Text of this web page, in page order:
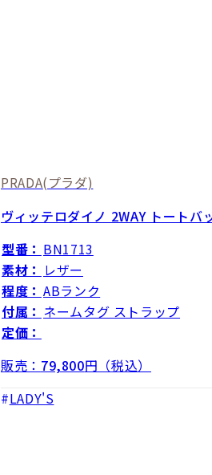
PRADA(プラダ)
ヴィッテロダイノ 2WAY トートバ
型番： BN1713
素材： レザー
程度： ABランク
付属： ネームタグ ストラップ
定価：
販売： 79,800円（税込）
LADY'S